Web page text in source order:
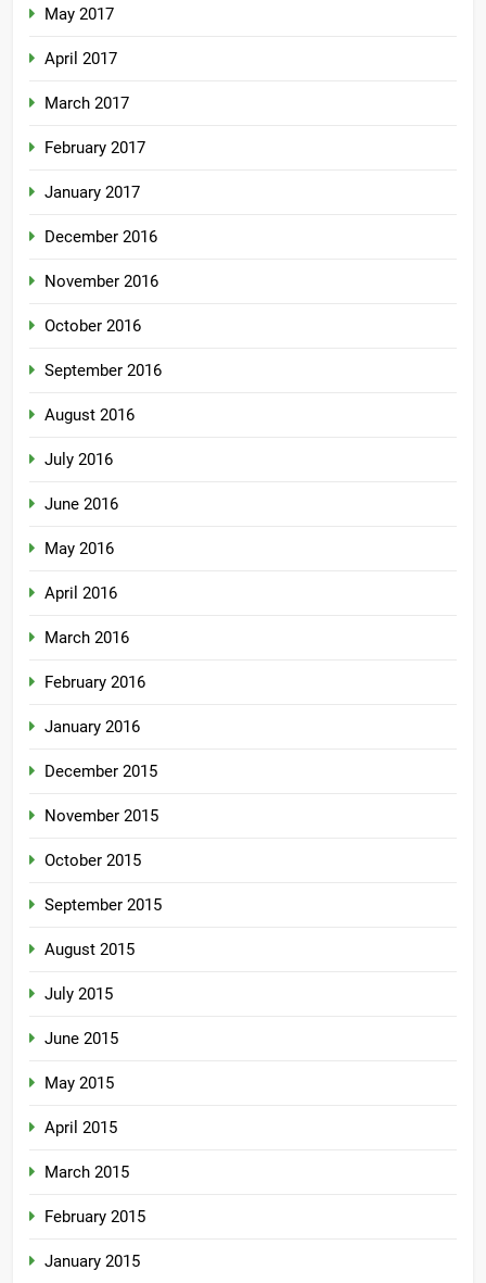
May 2017
April 2017
March 2017
February 2017
January 2017
December 2016
November 2016
October 2016
September 2016
August 2016
July 2016
June 2016
May 2016
April 2016
March 2016
February 2016
January 2016
December 2015
November 2015
October 2015
September 2015
August 2015
July 2015
June 2015
May 2015
April 2015
March 2015
February 2015
January 2015